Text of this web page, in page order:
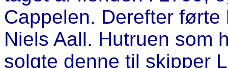
Cappelen. Derefter
Niels Aall. Hutruen som
solgte denne til skipper